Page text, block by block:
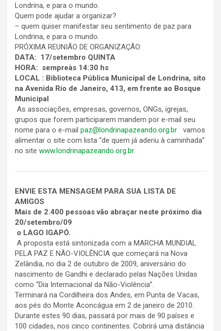
Londrina, e para o mundo.
Quem pode ajudar a organizar?
– quem quiser manifestar seu sentimento de paz para
Londrina, e para o mundo.
PRÓXIMA REUNIÃO DE ORGANIZAÇÃO:
DATA: 17/setembro QUINTA
HORA: sempreàs 14:30 hs
LOCAL : Biblioteca Pública Municipal de Londrina, sito
na Avenida Rio de Janeiro, 413, em frente ao Bosque
Municipal
As associações, empresas, governos, ONGs, igrejas,
grupos que forem participarem mandem por e-mail seu
nome para o e-mail paz@londrinapazeando.org.br vamos
alimentar o site com lista “de quem já aderiu à caminhada”
no site www.londrinapazeando.org.br
ENVIE ESTA MENSAGEM PARA SUA LISTA DE
AMIGOS
Mais de 2.400 pessoas vão abraçar neste próximo dia
20/setembro/09
o LAGO IGAPÓ.
A proposta está sintonizada com a MARCHA MUNDIAL
PELA PAZ E NÃO-VIOLÊNCIA que começará na Nova
Zelândia, no dia 2 de outubro de 2009, aniversário do
nascimento de Gandhi e declarado pelas Nações Unidas
como “Dia Internacional da Não-Violência”.
Terminará na Cordilheira dos Andes, em Punta de Vacas,
aos pés do Monte Aconcágua em 2 de janeiro de 2010.
Durante estes 90 dias, passará por mais de 90 países e
100 cidades, nos cinco continentes. Cobrirá uma distância